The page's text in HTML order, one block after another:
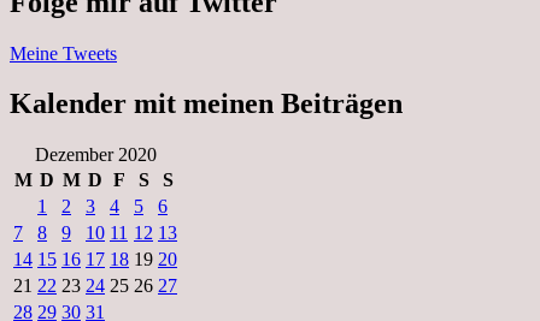
Meine Tweets
Kalender mit meinen Beiträgen
Dezember 2020
M D M D F S
S
1
2 3 4 5
6
7
8 9 10 11 12 13
14 15 16 17 18 19 20
21 22 23 24 25 26 27
28 29 30 31